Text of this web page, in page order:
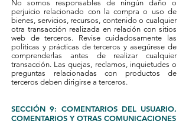
No somos responsables de ningún daño o
perjuicio relacionado con la compra o uso de
bienes, servicios, recursos, contenido o cualquier
otra transacción realizada en relación con sitios
web de terceros. Revise cuidadosamente las
políticas y prácticas de terceros y asegúrese de
comprenderlas antes de realizar cualquier
transacción. Las quejas, reclamos, inquietudes o
preguntas relacionadas con productos de
terceros deben dirigirse a terceros.
SECCIÓN 9: COMENTARIOS DEL USUARIO,
COMENTARIOS Y OTRAS COMUNICACIONES